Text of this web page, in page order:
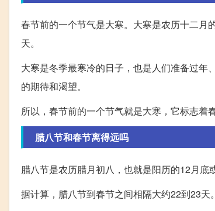
春节前的一个节气是大寒。大寒是农历十二月
天。
大寒是冬季最寒冷的日子，也是人们准备过年
的期待和渴望。
所以，春节前的一个节气就是大寒，它标志着
腊八节和春节离得远吗
腊八节是农历腊月初八，也就是阳历的12月底
据计算，腊八节到春节之间相隔大约22到23天